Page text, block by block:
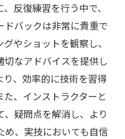
反復練習を行う中で、
ドバックは非常に貴重で
やショットを観察し、
なアドバイスを提供し
り、効率的に技術を習得
、インストラクターと
疑問点を解消し、より
め、実技においても自信